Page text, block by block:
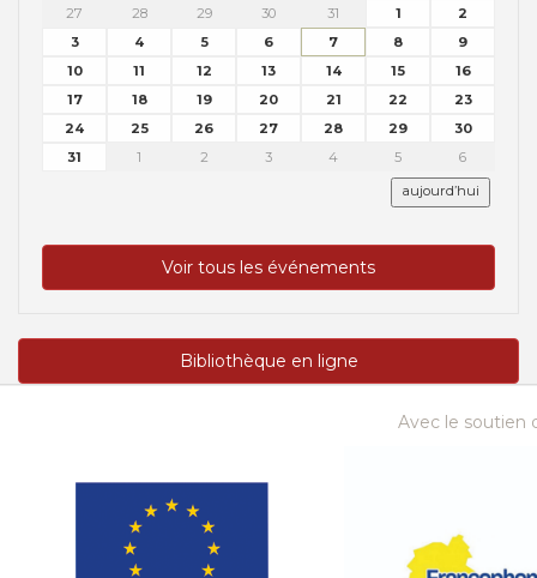
27
28 29 30 31 1
2
3
4 5 6 7 8
9
10
11 12 13 14 15
16
17
18 19 20 21 22
23
24
25 26 27 28 29
30
31
1 2 3 4 5 6
aujourd’hui
Voir tous les événements
Bibliothèque en ligne
Avec le soutien